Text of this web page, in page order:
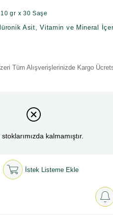
gr x 30 Saşe
Asit, Vitamin ve Mineral
Tüm Alışverişlerinizde Kargo
kalmamıştır.
İstek Listeme Ekle